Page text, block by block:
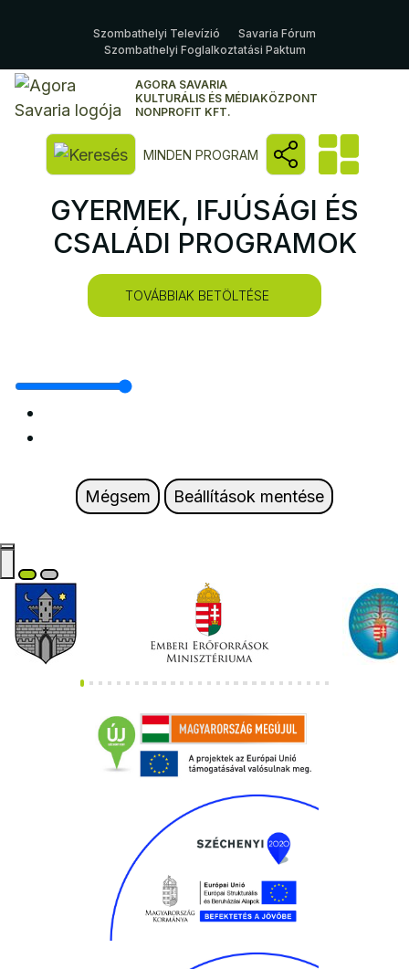
Szombathelyi Televízió
Savaria Fórum
Szombathelyi Foglalkoztatási Paktum
AGORA SAVARIA
KULTURÁLIS ÉS MÉDIAKÖZPONT
NONPROFIT KFT.
Kereső megnyitása
MINDEN PROGRAM
GYERMEK, IFJÚSÁGI ÉS
CSALÁDI PROGRAMOK
TOVÁBBIAK BETÖLTÉSE
Mégsem Beállítások mentése